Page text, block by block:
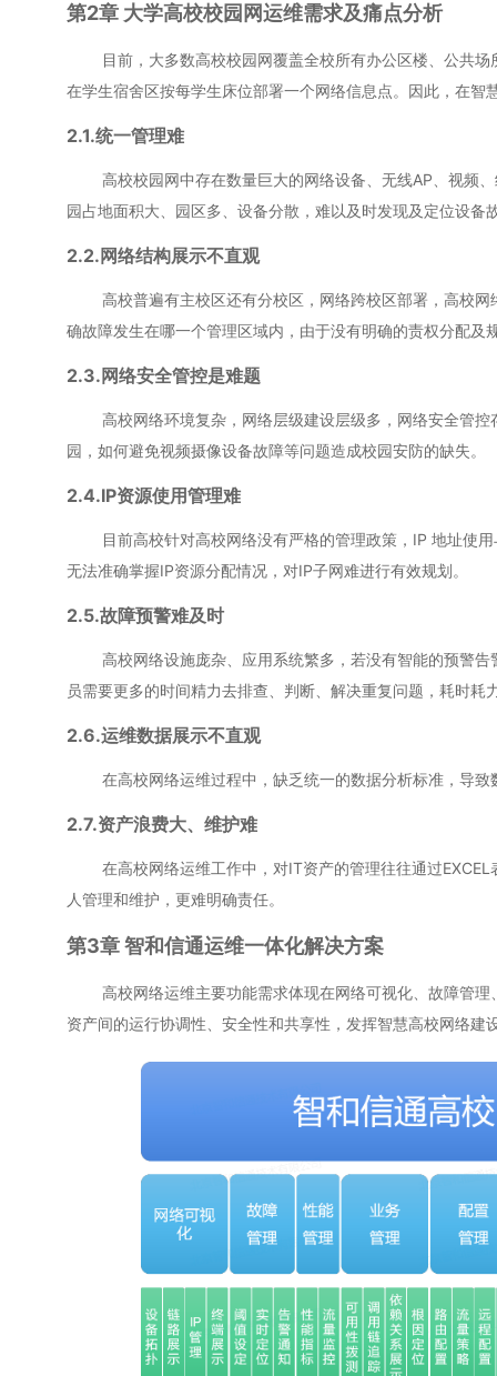
第2章 大学高校校园网运维需求及痛点分析
目前，大多数高校校园网覆盖全校所有办公区楼、公共场
在学生宿舍区按每学生床位部署一个网络信息点。因此，在
2.1.统一管理难
高校校园网中存在数量巨大的网络设备、无线AP、视频、
园占地面积大、园区多、设备分散，难以及时发现及定位设
2.2.网络结构展示不直观
高校普遍有主校区还有分校区，网络跨校区部署，高校网
确故障发生在哪一个管理区域内，由于没有明确的责权分配
2.3.网络安全管控是难题
高校网络环境复杂，网络层级建设层级多，网络安全管控
园，如何避免视频摄像设备故障等问题造成校园安防的缺失。
2.4.IP资源使用管理难
目前高校针对高校网络没有严格的管理政策，IP 地址使用
无法准确掌握IP资源分配情况，对IP子网难进行有效规划。
2.5.故障预警难及时
高校网络设施庞杂、应用系统繁多，若没有智能的预警告
员需要更多的时间精力去排查、判断、解决重复问题，耗时耗
2.6.运维数据展示不直观
在高校网络运维过程中，缺乏统一的数据分析标准，导致
2.7.资产浪费大、维护难
在高校网络运维工作中，对IT资产的管理往往通过EXCEL
人管理和维护，更难明确责任。
第3章 智和信通运维一体化解决方案
高校网络运维主要功能需求体现在网络可视化、故障管理
资产间的运行协调性、安全性和共享性，发挥智慧高校网络